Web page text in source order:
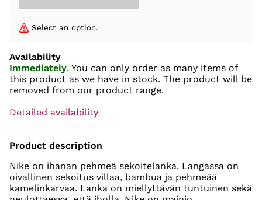
Select an option.
Availability
Immediately. You can only order as many items of
this product as we have in stock. The product will be
removed from our product range.
Detailed availability
Product description
Nike on ihanan pehmeä sekoitelanka. Langassa on
oivallinen sekoitus villaa, bambua ja pehmeää
kamelinkarvaa. Lanka on miellyttävän tuntuinen sekä